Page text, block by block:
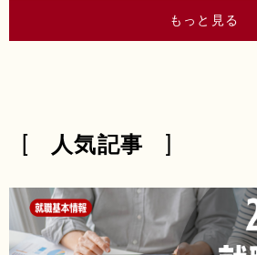
もっと見る
人気記事